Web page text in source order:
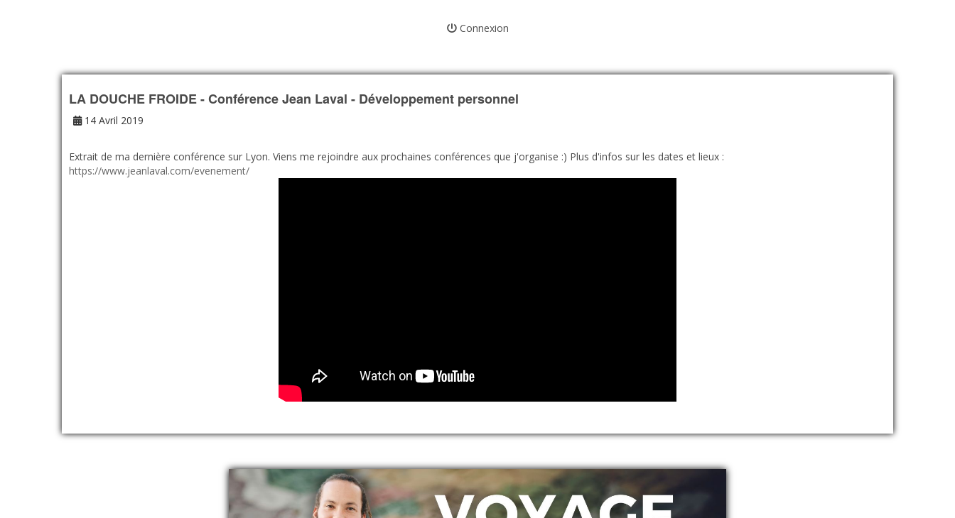
Connexion
LA DOUCHE FROIDE - Conférence Jean Laval - Développement personnel
14 Avril 2019
Extrait de ma dernière conférence sur Lyon. Viens me rejoindre aux prochaines conférences que j'organise :) Plus d'infos sur les dates et lieux :
https://www.jeanlaval.com/evenement/